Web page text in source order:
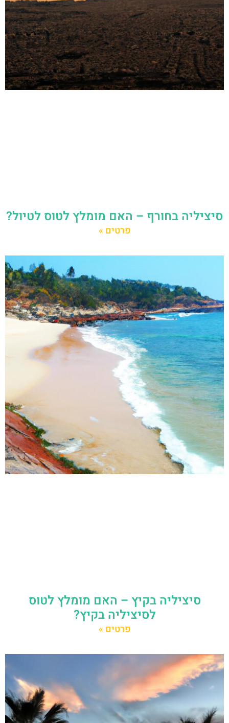
סיציליה בחורף – האם מומלץ לטוס לטיול?
פרטים »
סיציליה בקיץ – האם מומלץ לטוס
לסיציליה בקיץ?
פרטים »